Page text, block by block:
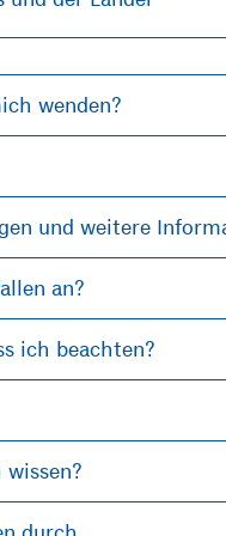
wenden?
und weitere
an?
ich beachten?